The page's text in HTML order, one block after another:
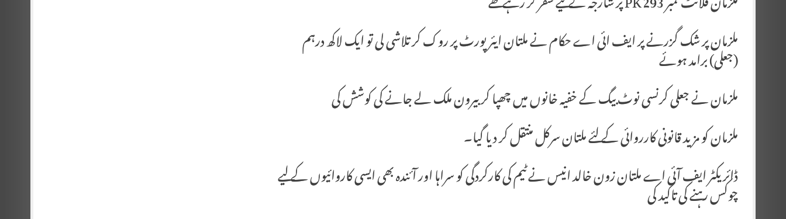
ملزمان پر شک گزرنے پر ایف ائی اے حکام نے ملتان ایئرپورٹ پر روک کر تلاشی لی تو ایک لاکھ درہم
(جعلی) برامد ہوئے
ملزمان نے جعلی کرنسی نوٹ بیگ کے خفیہ خانوں میں چھپا کر بیرون ملک لے جانے کی کوشش کی
ملزمان کو مزید قانونی کارروائی کے لئے ملتان سرکل منتقل کر دیا گیا۔
ڈائریکٹر ایف آئی اے ملتان زون خالد انیس نے ٹیم کی کارکردگی کو سراہا اور آئندہ بھی ایسی کاروائیوں کے لیے
چوکس رہنے کی تاکید کی